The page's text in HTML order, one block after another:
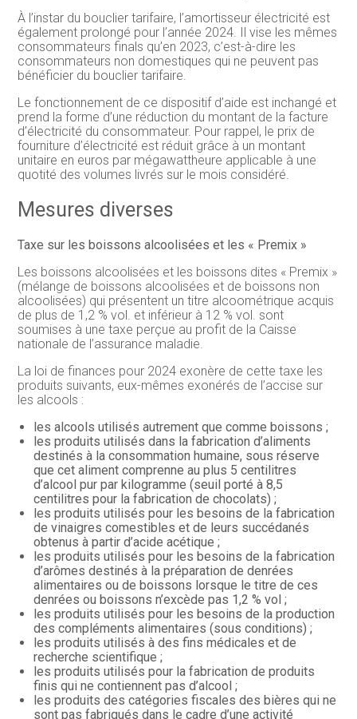
À l’instar du bouclier tarifaire, l’amortisseur électricité est
également prolongé pour l’année 2024. Il vise les mêmes
consommateurs finals qu’en 2023, c’est-à-dire les
consommateurs non domestiques qui ne peuvent pas
bénéficier du bouclier tarifaire.
Le fonctionnement de ce dispositif d’aide est inchangé et
prend la forme d’une réduction du montant de la facture
d’électricité du consommateur. Pour rappel, le prix de
fourniture d’électricité est réduit grâce à un montant
unitaire en euros par mégawattheure applicable à une
quotité des volumes livrés sur le mois considéré.
Mesures diverses
Taxe sur les boissons alcoolisées et les « Premix »
Les boissons alcoolisées et les boissons dites « Premix »
(mélange de boissons alcoolisées et de boissons non
alcoolisées) qui présentent un titre alcoométrique acquis
de plus de 1,2 % vol. et inférieur à 12 % vol. sont
soumises à une taxe perçue au profit de la Caisse
nationale de l’assurance maladie.
La loi de finances pour 2024 exonère de cette taxe les
produits suivants, eux-mêmes exonérés de l’accise sur
les alcools :
les alcools utilisés autrement que comme boissons ;
les produits utilisés dans la fabrication d’aliments
destinés à la consommation humaine, sous réserve
que cet aliment comprenne au plus 5 centilitres
d’alcool pur par kilogramme (seuil porté à 8,5
centilitres pour la fabrication de chocolats) ;
les produits utilisés pour les besoins de la fabrication
de vinaigres comestibles et de leurs succédanés
obtenus à partir d’acide acétique ;
les produits utilisés pour les besoins de la fabrication
d’arômes destinés à la préparation de denrées
alimentaires ou de boissons lorsque le titre de ces
denrées ou boissons n’excède pas 1,2 % vol ;
les produits utilisés pour les besoins de la production
des compléments alimentaires (sous conditions) ;
les produits utilisés à des fins médicales et de
recherche scientifique ;
les produits utilisés pour la fabrication de produits
finis qui ne contiennent pas d’alcool ;
les produits des catégories fiscales des bières qui ne
sont pas fabriqués dans le cadre d’une activité